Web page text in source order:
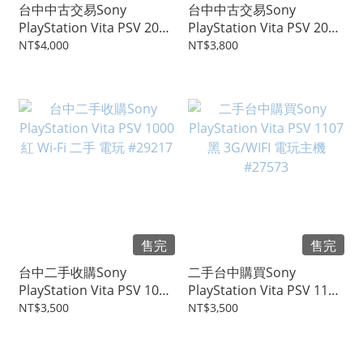
台中中古交易Sony
PlayStation Vita PSV 2007
黑 Wi-Fi 二手 遊戲主機
NT$4,000
台中中古交易Sony
PlayStation Vita PSV 2007
黑 Wi-Fi 二手 遊戲主機
NT$3,800
售完
台中二手收購Sony
PlayStation Vita PSV 1000
紅 Wi-Fi 二手 電玩 #29217
NT$3,500
售完
二手台中購買Sony
PlayStation Vita PSV 1107
黑 3G/WIFI 電玩主機
NT$3,500